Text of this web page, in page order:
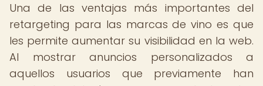
Una de las ventajas más importantes del
retargeting para las marcas de vino es que
les permite aumentar su visibilidad en la web.
Al mostrar anuncios personalizados a
aquellos usuarios que previamente han